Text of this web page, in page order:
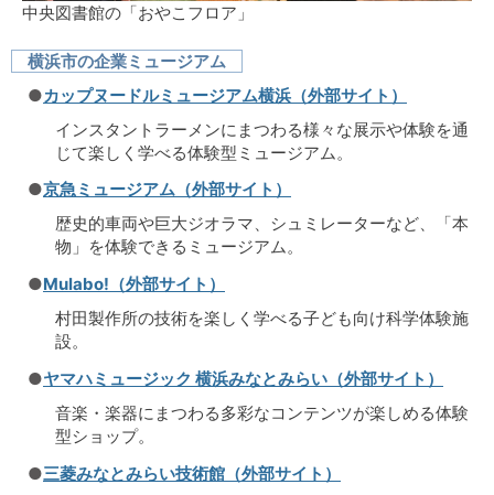
中央図書館の「おやこフロア」
横浜市の企業ミュージアム
●カップヌードルミュージアム横浜（外部サイト）
インスタントラーメンにまつわる様々な展示や体験を通
じて楽しく学べる体験型ミュージアム。
●京急ミュージアム（外部サイト）
歴史的車両や巨大ジオラマ、シュミレーターなど、「本
物」を体験できるミュージアム。
●Mulabo!（外部サイト）
村田製作所の技術を楽しく学べる子ども向け科学体験施
設。
●ヤマハミュージック 横浜みなとみらい（外部サイト）
音楽・楽器にまつわる多彩なコンテンツが楽しめる体験
型ショップ。
●三菱みなとみらい技術館（外部サイト）